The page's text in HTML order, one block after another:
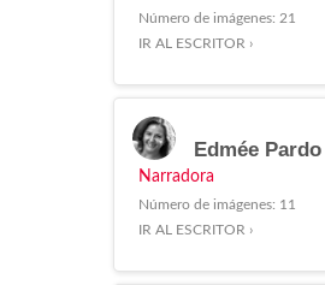
Número de imágenes: 21
IR AL ESCRITOR ›
Edmée Pardo
Narradora
Número de imágenes: 11
IR AL ESCRITOR ›